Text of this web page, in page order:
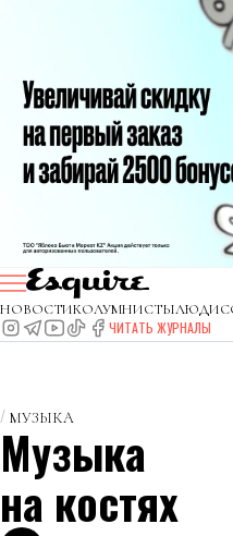
НОВОСТИКОЛУМНИСТЫЛЮДИ
ЧИТАТЬ ЖУРНАЛЫ
МУЗЫКА
Музыка
на костях